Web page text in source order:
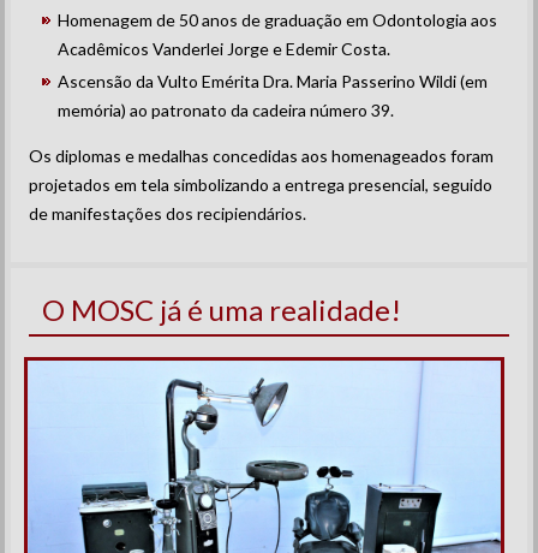
Homenagem de 50 anos de graduação em Odontologia aos
Acadêmicos Vanderlei Jorge e Edemir Costa.
Ascensão da Vulto Emérita Dra. Maria Passerino Wildi (em
memória) ao patronato da cadeira número 39.
Os diplomas e medalhas concedidas aos homenageados foram
projetados em tela simbolizando a entrega presencial, seguido
de manifestações dos recipiendários.
O MOSC já é uma realidade!